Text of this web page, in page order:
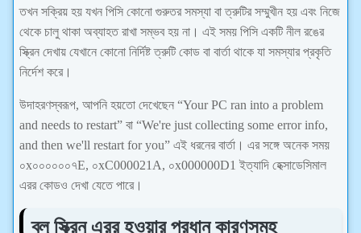
তখন সক্রিয় হয় যখন পিসি কোনো গুরুতর সমস্যা বা ত্রুটির সম্মুখীন হয় এবং নিজে
থেকে চালু থাকা অব্যাহত রাখা সম্ভব হয় না। এই সময় পিসি একটি নীল রঙের
স্ক্রিন দেখায় যেখানে কোনো নির্দিষ্ট ত্রুটি কোড বা বার্তা থাকে যা সমস্যার প্রকৃতি
নির্দেশ করে।
উদাহরণস্বরূপ, আপনি হয়তো দেখেছেন “Your PC ran into a problem
and needs to restart” বা “We're just collecting some error info,
and then we'll restart for you” এই ধরনের বার্তা। এর সঙ্গে অনেক সময়
০x০০০০০০৭E, ০xC000021A, ০x000000D1 ইত্যাদি হেক্সাডেসিমাল
এরর কোডও দেখা যেতে পারে।
ব্লু স্ক্রিন এরর হওয়ার প্রধান কারণসমূহ